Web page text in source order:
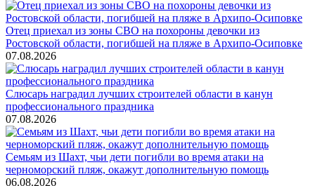
Отец приехал из зоны СВО на похороны девочки из
Ростовской области, погибшей на пляже в Архипо-Осиповке
07.08.2026
Слюсарь наградил лучших строителей области в канун
профессионального праздника
07.08.2026
Семьям из Шахт, чьи дети погибли во время атаки на
черноморский пляж, окажут дополнительную помощь
06.08.2026